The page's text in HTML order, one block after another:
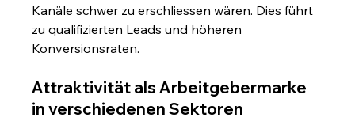
Kanäle schwer zu erschliessen wären. Dies führt
zu qualifizierten Leads und höheren
Konversionsraten.
Attraktivität als Arbeitgebermarke
in verschiedenen Sektoren